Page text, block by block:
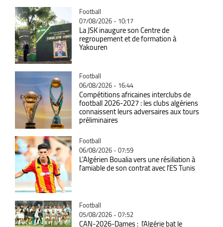
Catégorie
Football
07/08/2026 - 10:17
La JSK inaugure son Centre de
regroupement et de formation à
Yakouren
Catégorie
Football
06/08/2026 - 16:44
Compétitions africaines interclubs de
football 2026-2027 : les clubs algériens
connaissent leurs adversaires aux tours
préliminaires
Catégorie
Football
06/08/2026 - 07:59
L'Algérien Boualia vers une résiliation à
l'amiable de son contrat avec l'ES Tunis
Catégorie
Football
05/08/2026 - 07:52
CAN-2026-Dames : l'Algérie bat le